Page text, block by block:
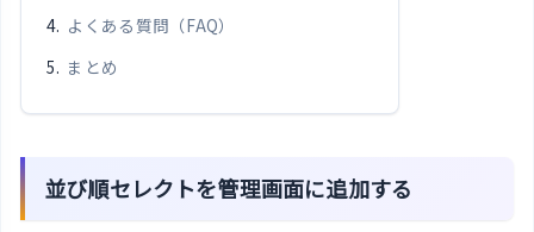
よくある質問（FAQ）
まとめ
並び順セレクトを管理画面に追加する